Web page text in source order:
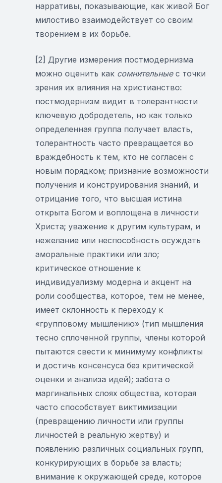
нарративы, показывающие, как живой Бог
милостиво взаимодействует со своим
творением в их борьбе.
[2] Другие измерения постмодернизма
можно оценить как сомнительныес точки
зрения их влияния на христианство:
постмодернизм видит в толерантности
ключевую добродетель, но как только
определенная группа получает власть,
толерантность часто превращается во
враждебность к тем, кто не согласен с
новым порядком; признание возможности
получения и конструирования знаний, и
отрицание того, что высшая истина
открыта Богом и воплощена в личности
Христа; уважение к другим культурам, и
нежелание или неспособность осуждать
аморальные практики или зло;
критическое отношение к
индивидуализму модерна и акцент на
роли сообщества, которое, тем не менее,
имеет склонность к переходу к
«групповому мышлению» (тип мышления
тесно сплоченной группы, члены которой
пытаются свести к минимуму конфликты
и достичь консенсуса без критической
оценки и анализа идей); забота о
маргинальных слоях общества, которая
часто способствует виктимизации
(превращению личности или группы
личностей в реальную жертву) и
появлению различных социальных групп,
конкурирующих в борьбе за власть;
внимание к окружающей среде, которое